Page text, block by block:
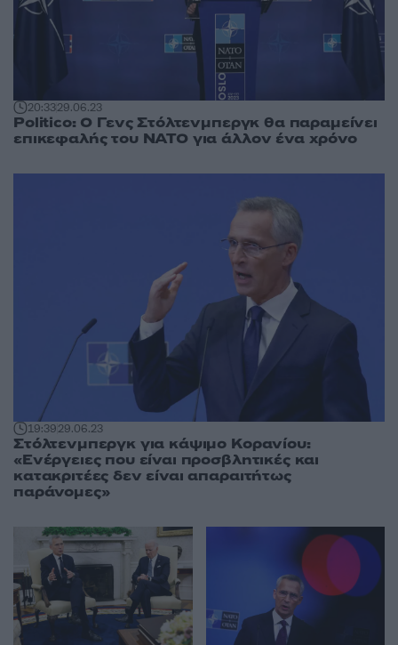
20:3329.06.23
Politico: Ο Γενς Στόλτενμπεργκ θα παραμείνει
επικεφαλής του NATO για άλλον ένα χρόνο
19:3929.06.23
Στόλτενμπεργκ για κάψιμο Κορανίου:
«Ενέργειες που είναι προσβλητικές και
κατακριτέες δεν είναι απαραιτήτως
παράνομες»